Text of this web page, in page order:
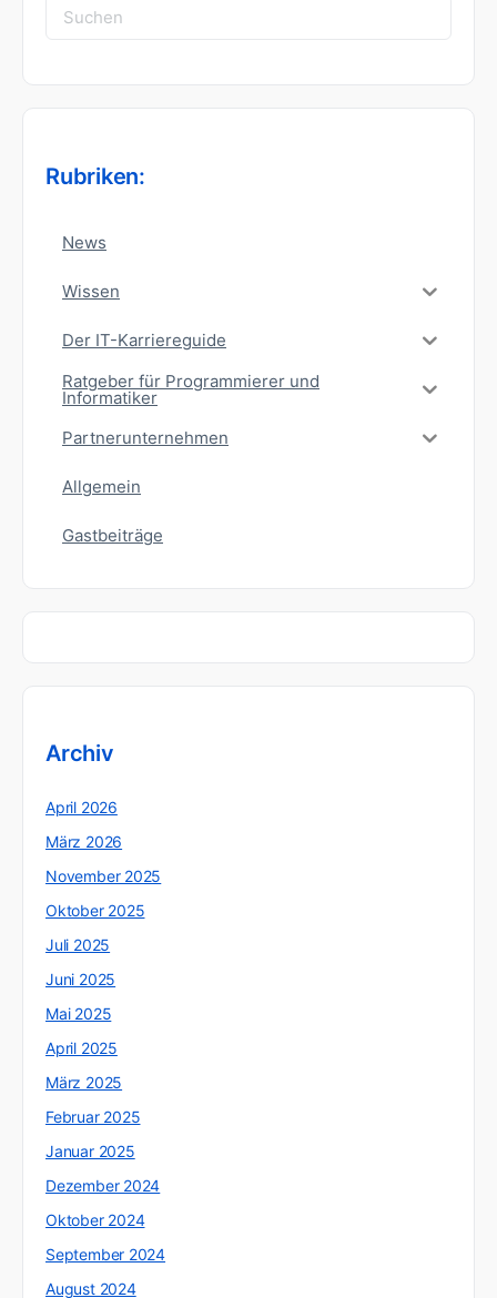
Suchen
nach:
Rubriken:
News
Wissen
Der IT-Karriereguide
Ratgeber für Programmierer und
Informatiker
Partnerunternehmen
Allgemein
Gastbeiträge
Archiv
April 2026
März 2026
November 2025
Oktober 2025
Juli 2025
Juni 2025
Mai 2025
April 2025
März 2025
Februar 2025
Januar 2025
Dezember 2024
Oktober 2024
September 2024
August 2024